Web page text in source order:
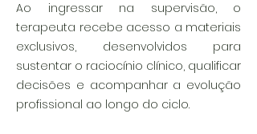
Ao ingressar na supervisão, o
terapeuta recebe acesso a materiais
exclusivos, desenvolvidos para
sustentar o raciocínio clínico, qualificar
decisões e acompanhar a evolução
profissional ao longo do ciclo.